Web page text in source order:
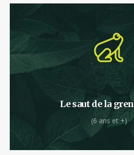
Le saut de la
(6 ans et +)
Et hop ! Vous décollez de la